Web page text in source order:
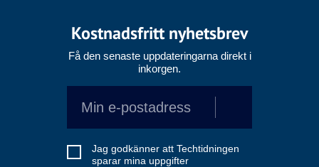
Kostnadsfritt nyhetsbrev
Få den senaste uppdateringarna direkt i
inkorgen.
Jag godkänner att Techtidningen
sparar mina uppgifter